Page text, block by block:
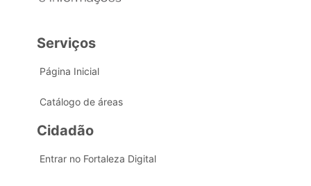
Serviços
Página Inicial
Catálogo de áreas
Cidadão
Entrar no Fortaleza Digital